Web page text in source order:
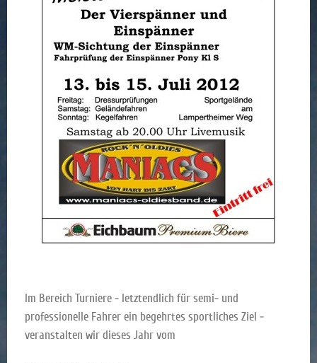
Im Bereich Turniere - letztendlich für semi- und
professionelle Fahrer ein begehrtes sportliches Ziel -
veranstalten wir dieses Jahr vom